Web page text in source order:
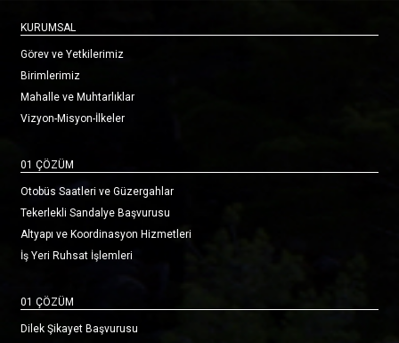
KURUMSAL
Görev ve Yetkilerimiz
Birimlerimiz
Mahalle ve Muhtarlıklar
Vizyon-Misyon-İlkeler
01 ÇÖZÜM
Otobüs Saatleri ve Güzergahlar
Tekerlekli Sandalye Başvurusu
Altyapı ve Koordinasyon Hizmetleri
İş Yeri Ruhsat İşlemleri
01 ÇÖZÜM
Dilek Şikayet Başvurusu